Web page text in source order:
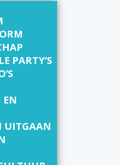
PARTY’S
EN
UITGAAN